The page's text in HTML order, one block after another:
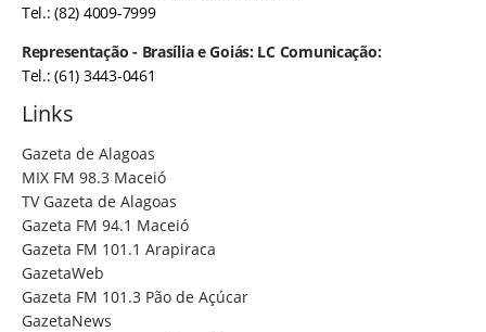
Tel.: (82) 4009-7999
Representação - Brasília e Goiás: LC Comunicação:
Tel.: (61) 3443-0461
Links
Gazeta de Alagoas
MIX FM 98.3 Maceió
TV Gazeta de Alagoas
Gazeta FM 94.1 Maceió
Gazeta FM 101.1 Arapiraca
GazetaWeb
Gazeta FM 101.3 Pão de Açúcar
GazetaNews